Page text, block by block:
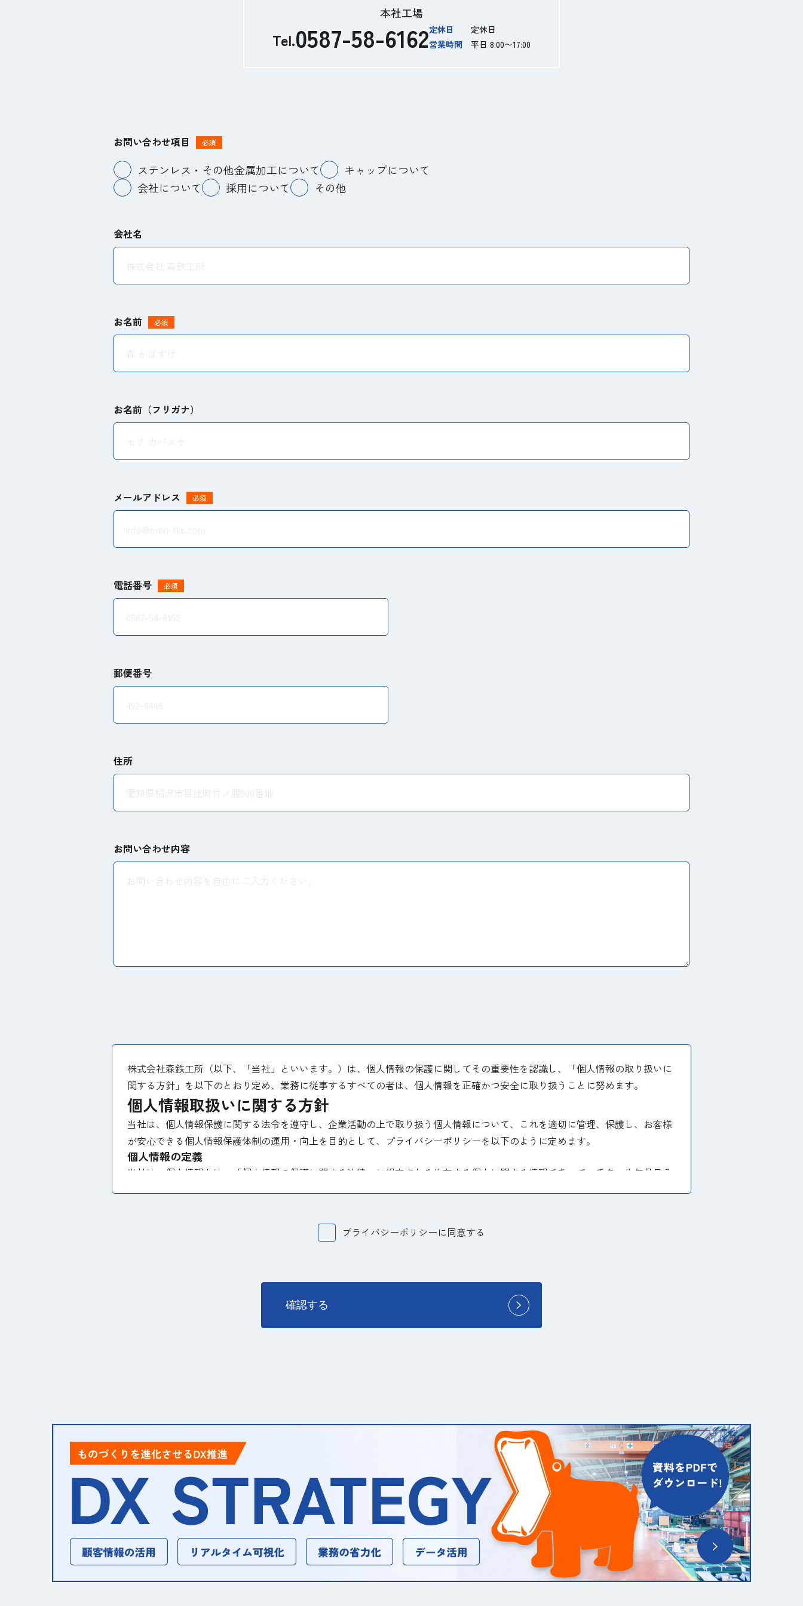
本社工場
Tel.0587-58-6162定休日
定休日
営業時間
平日 8:00〜17:00
お問い合わせ項目 必須
ステンレス・その他金属加工について
キャップについて
会社について
採用について その他
会社名
お名前 必須
お名前（フリガナ）
メールアドレス 必須
電話番号 必須
郵便番号
住所
お問い合わせ内容
株式会社森鉄工所（以下、「当社」といいます。）は、個人情報の保護に関してその重要性を認識し、「個人情報の取り扱いに
関する方針」を以下のとおり定め、業務に従事するすべての者は、個人情報を正確かつ安全に取り扱うことに努めます。
個人情報取扱いに関する方針
当社は、個人情報保護に関する法令を遵守し、企業活動の上で取り扱う個人情報について、これを適切に管理、保護し、お客様
が安心できる個人情報保護体制の運用・向上を目的として、プライバシーポリシーを以下のように定めます。
個人情報の定義
当社は、個人情報とは、「個人情報の保護に関する法律」に規定される生存する個人に関する情報であって、氏名、生年月日そ
当社は、個人情報の収集・利用にあたり、お客様等に対し事前に目的を明らかにし、収集した個人情報の使用範囲を限定し、適
切に取扱います。また、お客様等の同意を事前に得た場合、又は法令により許された場合を除き、お客様等の個人情報を第三者
当社は、プライバシーを尊重し、当社が収集した個人情報に対し、開示、訂正、削除、利用停止を求められた時には、合理的な
スは、トラフィックデータの収集のためにCookieを使用しています。このトラフィックデータは匿名で収集されており、個人を
特定するものではありません。この機能はCookieを無効にすることで収集を拒否することが出来ます。 Googleアナリティクスの
詳細は「Googleアナリティクス利用規約」をご覧ください。
法令等の遵守
当社は、お客様等の個人情報の取得、利用その他一切の取り扱いについて、個人情報の保護に関する法律、その他の関連法令 、
及びこのプライバシーポリシーを遵守します。
安全管理措置
当社は、お客様等の個人情報を正確かつ最新の内容に保つよう努めるとともに、不正なアクセス、改ざん、漏えい、滅失及び毀
損から保護する 為、必要な安全管理措置を講じます。
継続的改善
プライバシーポリシーに同意する
確認する